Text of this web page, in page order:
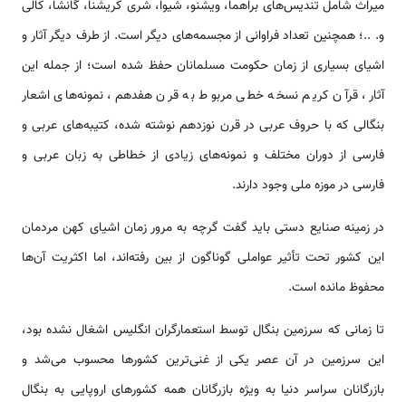
میراث شامل تندیس‌های براهما، ویشنو، شیوا، شری کریشنا، گانشا، کالی
و. ..؛ همچنین تعداد فراوانی از مجسمه‌های دیگر است. از طرف دیگر آثار و
اشیای بسیاری از زمان حکومت مسلمانان حفظ شده است؛ از جمله این
آثار، قرآن کریم نسخه خطی مربوط به قرن هفدهم، نمونه‌های اشعار
بنگالی که با حروف عربی در قرن نوزدهم نوشته شده، کتیبه‌های عربی و
فارسی از دوران مختلف و نمونه‌های زیادی از خطاطی به زبان عربی و
فارسی در موزه ملی وجود دارند.
در زمینه صنایع دستی باید گفت گرچه به مرور زمان اشیای کهن مردمان
این کشور تحت تأثیر عواملی گوناگون از بین رفته‌اند، اما اکثریت آن‌ها
محفوظ مانده است.
تا زمانی که سرزمین بنگال توسط استعمارگران انگلیس اشغال نشده بود،
این سرزمین در آن عصر یکی از غنی‌ترین کشورها محسوب می‌شد و
بازرگانان سراسر دنیا به ویژه بازرگانان همه کشورهای اروپایی به بنگال